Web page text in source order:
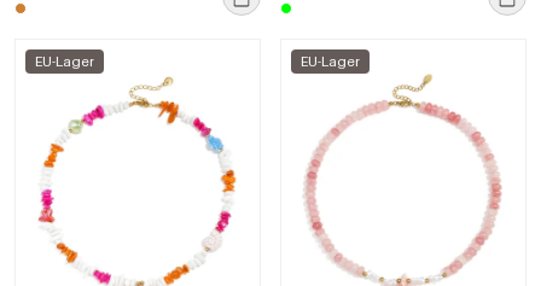
EU-Lager EU-Lager